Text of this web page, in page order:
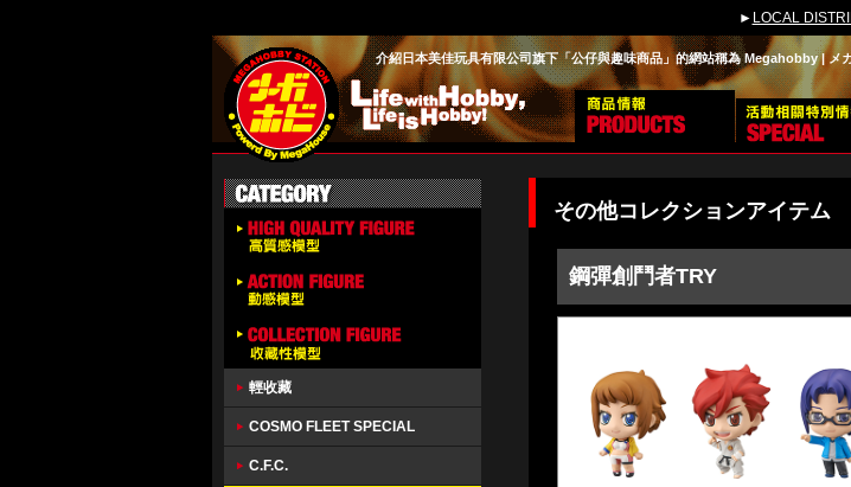
► LOCAL
介紹日本美佳玩具有限公司旗下「公仔與趣味商品」的網站稱為 Megahobby | メ
その他コレクションアイテム
鋼彈創鬥者TRY
輕收藏
COSMO FLEET SPECIAL
C.F.C.